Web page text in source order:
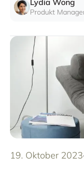
Lydia Wong
Produkt
19. Oktober 2023